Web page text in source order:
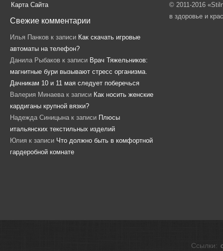
Карта Сайта
Свежие комментарии
Илья Панков к записи Как скачать игровые
автоматы на телефон?
Данила Рыбаков к записи Врач Тяжельников:
магнитные бури вызывают стресс организма.
Дачникам 10 и 11 мая следует поберечься
Валерия Минаева к записи Как носить женские
кардиганы крупной вязки?
Надежда Синицына к записи Плюсы
итальянских текстильных изделий
Юлия к записи Что должно быть в комфортной
гардеробной комнате
© 2011-2016
в здоровье и
Ссылки: